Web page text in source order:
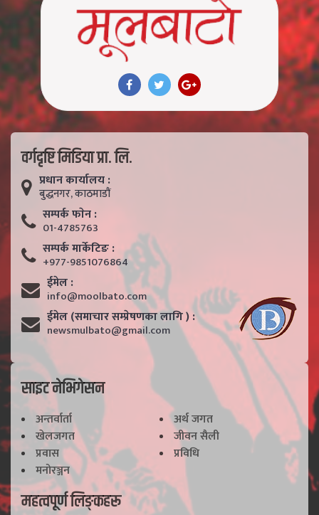
वर्गदृष्टि मिडिया प्रा. लि.
प्रधान कार्यालय :
बुद्धनगर, काठमाडाैं
सम्पर्क फाेन :
01-4785763
सम्पर्क मार्केटिङ :
+977-9851076864
ईमेल :
info@moolbato.com
ईमेल (समाचार सम्प्रेषणका लागि ) :
newsmulbato@gmail.com
साइट नेभिगेसन
अन्तर्वार्ता
अर्थ जगत
खेलजगत
जीवन सैली
प्रवास
प्रविधि
मनोरञ्जन
महत्वपूर्ण लिङ्कहरू